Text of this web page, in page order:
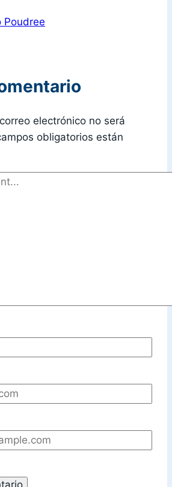
Poudree
electrónico no será
obligatorios están